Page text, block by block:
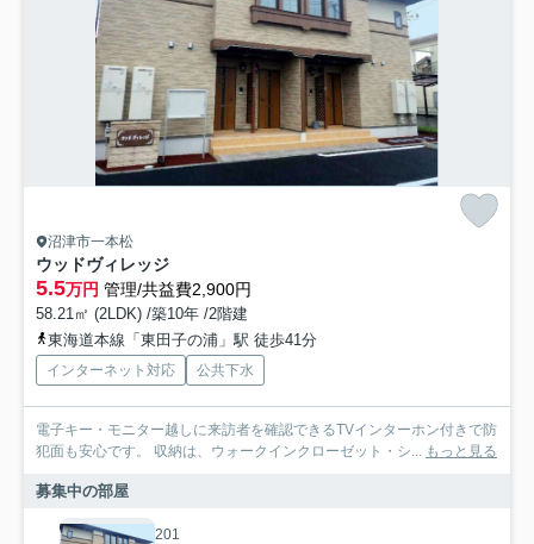
沼津市一本松
ウッドヴィレッジ
5.5万円 管理/共益費2,900円
58.21㎡ (2LDK) /築10年 /2階建
東海道本線「東田子の浦」駅 徒歩41分
インターネット対応 公共下水
電子キー・モニター越しに来訪者を確認できるTVインターホン付きで防
犯面も安心です。 収納は、ウォークインクローゼット・シ...
もっと見る
募集中の部屋
201